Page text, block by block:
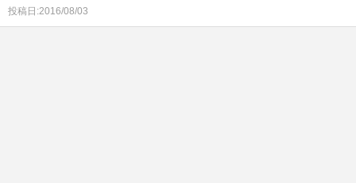
投稿日:2016/08/03